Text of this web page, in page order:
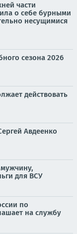
части
о себе бурными
несущимися
сезона 2026
действовать
Авдеенко
для ВСУ
по
на службу